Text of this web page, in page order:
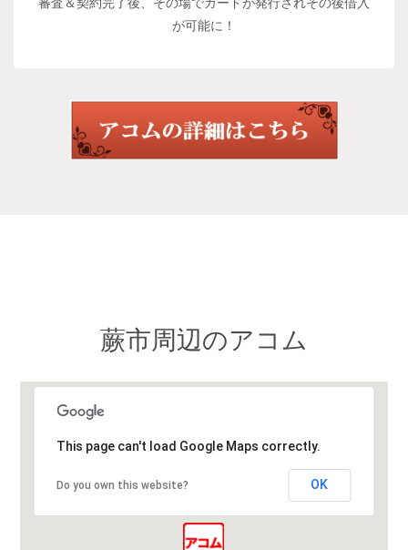
が可能に！
蕨市周辺のアコム
This page can't load Google Maps correctly.
Do you own this website? OK